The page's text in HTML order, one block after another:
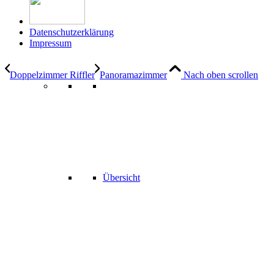
Übersicht
Datenschutzerklärung
Impressum
Doppelzimmer Riffler Panoramazimmer Nach oben scrollen